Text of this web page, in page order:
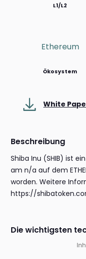
L1/L2
Ethereum
Ökosystem
White
Beschreibung
Shiba Inu (SHIB) ist
am n/a auf dem
worden. Weitere
https://
Die wichtigsten